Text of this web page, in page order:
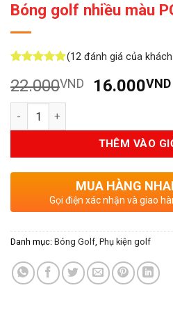
Bóng golf nhiều màu
dựa trên
đánh giá
(12đánh giá của
22.000VND
Giá
16.000VND
Số lượng
THÊM VÀO
MUA HÀNG
Gọi điện xác nhận và giao
Danh mục: Bóng Golf, Phụ kiện golf